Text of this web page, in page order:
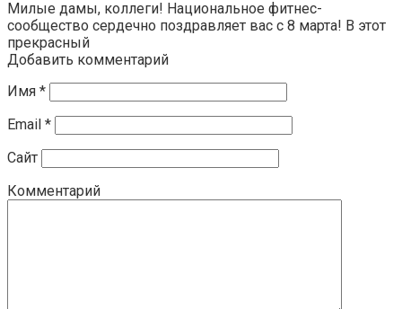
Милые дамы, коллеги! Национальное фитнес-
сообщество сердечно поздравляет вас с 8 марта! В этот
прекрасный
Добавить комментарий
Имя *
Email *
Сайт
Комментарий